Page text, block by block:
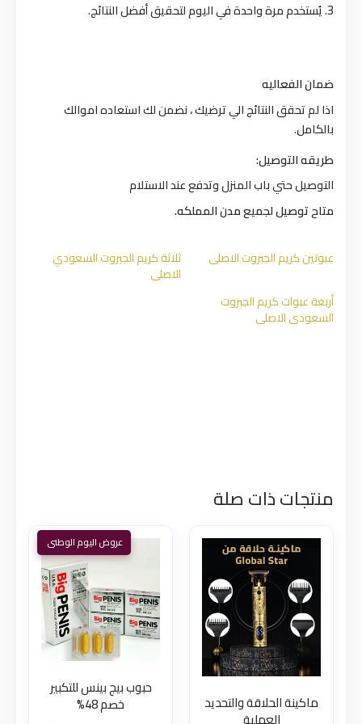
3. يُستخدم مرة واحدة في اليوم لتحقيق أفضل النتائج.
ضمان الفعاليه
اذا لم تحقق النتائج الي ترضيك ، نضمن لك استعاده اموالك
بالكامل.
طريقه التوصيل:
التوصيل حتي باب المنزل وتدفع عند الاستلام
متاح توصيل لجميع مدن المملكه.
عبوتين كريم الجبروت الاصلي ثلاثة كريم الجبروت السعودي
الاصلي
أربعة عبوات كريم الجبروت
السعودي الاصلي⁩
منتجات ذات صلة
ماكينة الحلاقة والتحديد
حبوب بيج بينس للتكبير
خصم 48%